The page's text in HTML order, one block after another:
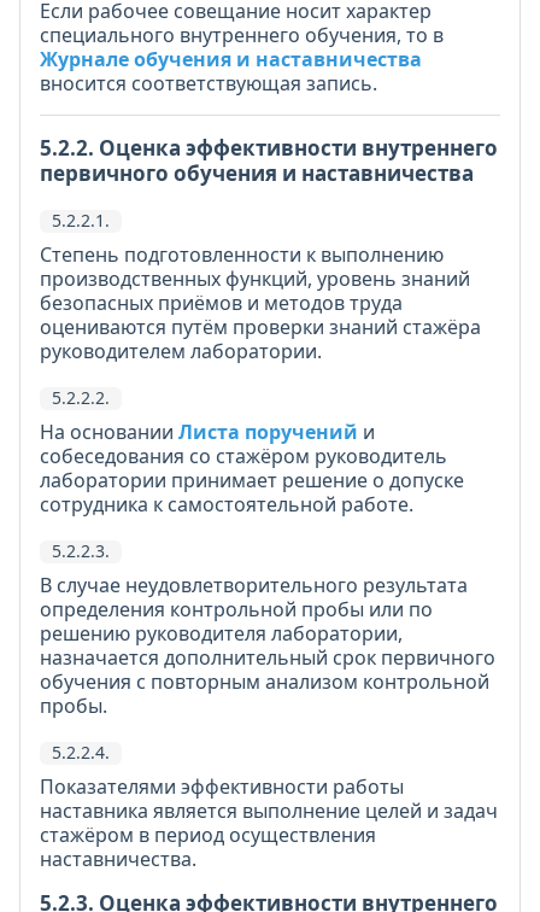
Если рабочее совещание носит характер
специального внутреннего обучения, то в
Журнале обучения и наставничества
вносится соответствующая запись.
5.2.2. Оценка эффективности внутреннего
первичного обучения и наставничества
5.2.2.1.
Степень подготовленности к выполнению
производственных функций, уровень знаний
безопасных приёмов и методов труда
оцениваются путём проверки знаний стажёра
руководителем лаборатории.
5.2.2.2.
На основании Листа поручений и
собеседования со стажёром руководитель
лаборатории принимает решение о допуске
сотрудника к самостоятельной работе.
5.2.2.3.
В случае неудовлетворительного результата
определения контрольной пробы или по
решению руководителя лаборатории,
назначается дополнительный срок первичного
обучения с повторным анализом контрольной
пробы.
5.2.2.4.
Показателями эффективности работы
наставника является выполнение целей и задач
стажёром в период осуществления
наставничества.
5.2.3. Оценка эффективности внутреннего